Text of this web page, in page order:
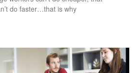
do faster…that is why